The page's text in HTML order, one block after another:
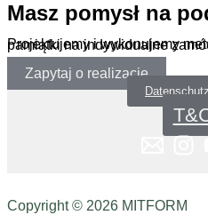
Masz pomysł na
Projektujemy i wykonujemy metalowe breloki, magnesy oraz pamiątki na
Zapytaj o realizację
Copyright © 2026 MITFORM